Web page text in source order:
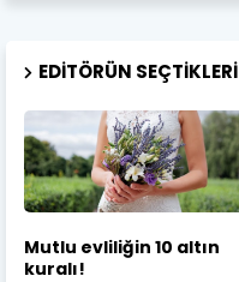
EDITÖRÜN SEÇTIKLERI
Mutlu evliliğin 10 altın
kuralı!